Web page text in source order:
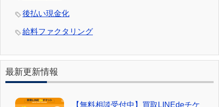
後払い現金化
給料ファクタリング
最新更新情報
【無料相談受付中】買取LINEdeチケ